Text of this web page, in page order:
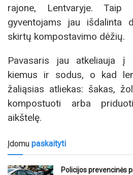
rajone, Lentvaryje.
gyventojams jau išdalinta
skirtų kompostavimo dėžių.
Pavasaris jau atkeliauja į
kiemus ir sodus, o kad
žaliąsias atliekas: šakas,
kompostuoti arba
aikštelę.
Įdomu paskaityti
Policijos prevencinės